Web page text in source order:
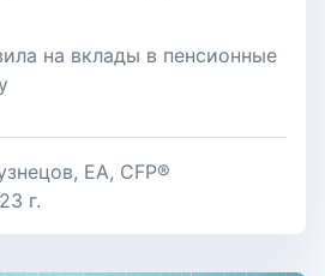
на вклады в пенсионные
EA, CFP®
г.